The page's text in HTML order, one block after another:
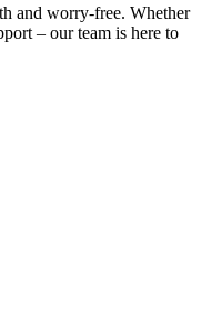
and worry-free. Whether
– our team is here to